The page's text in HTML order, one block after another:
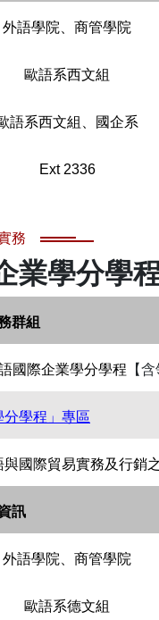
外語學院、商管學院
歐語系西文組
語系西文組、國企系
Ext 2336
務
業學分學
群組
國際企業學分學程 【
分學程」專區
國際貿易實務及行銷
訊
外語學院、商管學院
歐語系德文組